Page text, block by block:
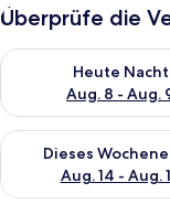
Überprüfe die
Heute Nacht
Aug. 8 - Aug.
Überprüfe die
Dieses
Aug. 14 - Aug.
Überprüfe die